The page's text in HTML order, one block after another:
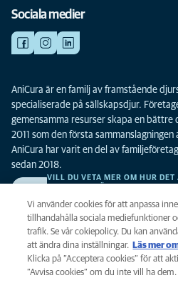
Sociala medier
AniCura är en familj av framstående
specialiserade på sällskapsdjur.
gemensamma resurser skapa en bättre
2011 som den första
AniCura har varit en del av
sedan 2018.
VILL DU VETA MER OM HUR
Integritet
Legalt
Vi använder cookies för att anpassa
tillhandahålla sociala mediefunktioner
trafik. Se vår cokiepolicy. Du kan
att ändra dina inställningar.
Läs mer
Klicka på ”Acceptera cookies” för att
”Avvisa cookies” om du inte vill ha dem.